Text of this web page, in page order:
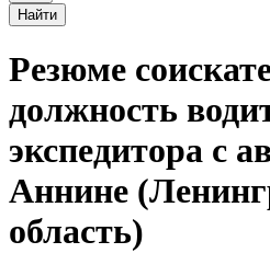
Найти
Резюме
должность
экспедитора с
Аннине
область)